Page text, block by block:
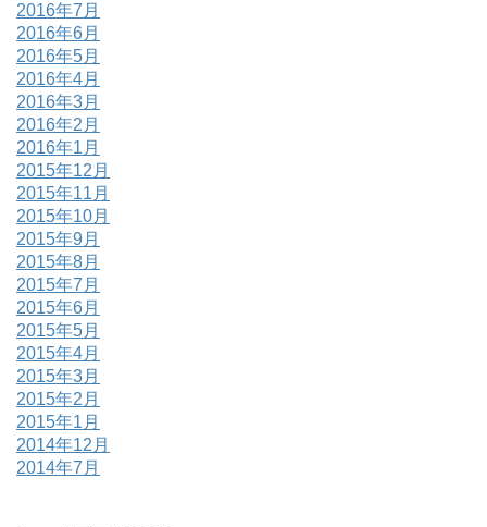
2016年7月
2016年6月
2016年5月
2016年4月
2016年3月
2016年2月
2016年1月
2015年12月
2015年11月
2015年10月
2015年9月
2015年8月
2015年7月
2015年6月
2015年5月
2015年4月
2015年3月
2015年2月
2015年1月
2014年12月
2014年7月